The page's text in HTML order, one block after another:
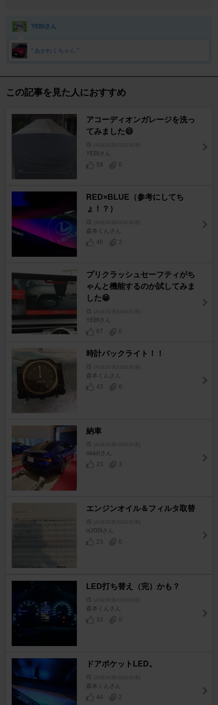
YEBIさん
" あかれくちゃん "
この記事を見た人におすすめ
アコーディオンガレージを洗っ
てみました😄
IS [ASE30系/GSE30系]
YEBIさん
59
0
RED×BLUE（参考にしてち
ょ！？）
IS [ASE30系/GSE30系]
森本くんさん
45
2
プリクラッシュセーフティがち
ゃんと機能するのか試してみま
した😁
IS [ASE30系/GSE30系]
YEBIさん
67
0
時計バックライト！！
IS [ASE30系/GSE30系]
森本くんさん
43
0
納車
IS [ASE30系/GSE30系]
okaziさん
23
3
エンジンオイル＆フィルタ取替
IS [ASE30系/GSE30系]
is200tさん
23
0
LED打ち替え（完）かも？
IS [ASE30系/GSE30系]
森本くんさん
33
0
ドアポケットLED。
IS [ASE30系/GSE30系]
森本くんさん
44
2